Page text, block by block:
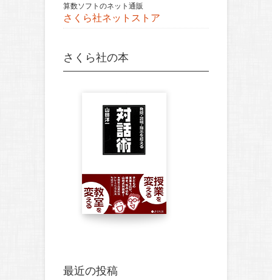
算数ソフトのネット通販
さくら社ネットストア
さくら社の本
最近の投稿